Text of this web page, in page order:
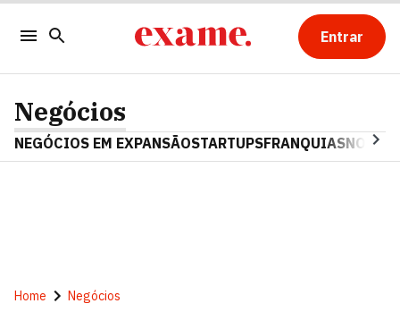
Entrar
Negócios
NEGÓCIOS EM EXPANSÃOSTARTUPSFRANQUIAS
Home Negócios